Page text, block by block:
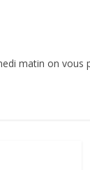
matin on vous